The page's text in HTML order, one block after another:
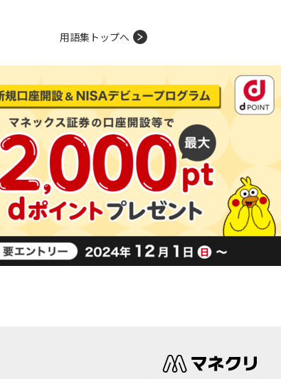
用語集トップへ